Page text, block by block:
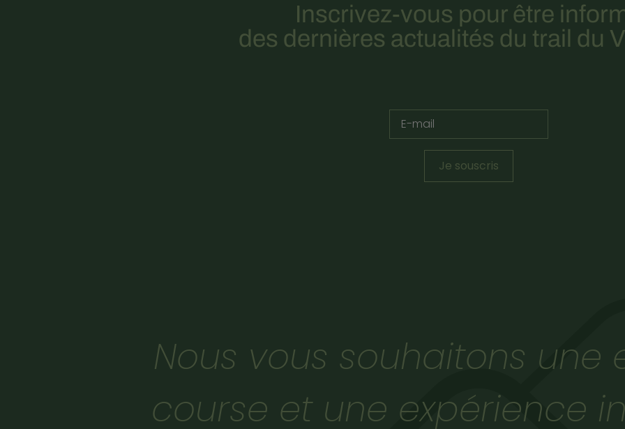
Inscrivez-vous pour être
des dernières actualités du trail du
Je souscris
Nous vous souhaitons une
course et une expérience